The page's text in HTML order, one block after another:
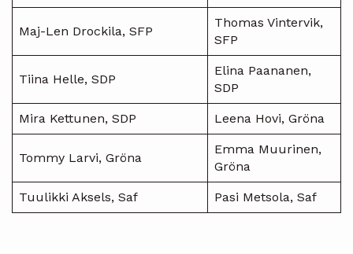
Maj-Len Drockila, SFP
Thomas Vintervik,
SFP
Tiina Helle, SDP
Elina Paananen,
SDP
Mira Kettunen, SDP Leena Hovi, Gröna
Tommy Larvi, Gröna
Emma Muurinen,
Gröna
Tuulikki Aksels, Saf Pasi Metsola, Saf